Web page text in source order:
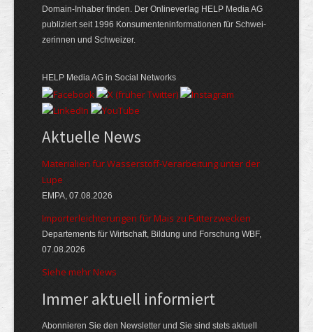
Domain-Inhaber finden. Der Online­verlag HELP Media AG
publiziert seit 1996 Konsumenten­informationen für Schwei­
zerinnen und Schweizer.
HELP Media AG in Social Networks
Aktuelle News
Materialien für Wasserstoff-Verarbeitung unter der
Lupe
EMPA, 07.08.2026
Importerleichterungen für Mais zu Futterzwecken
Departements für Wirtschaft, Bildung und Forschung WBF,
07.08.2026
Siehe mehr News
Immer aktuell informiert
Abonnieren Sie den Newsletter und Sie sind stets aktuell